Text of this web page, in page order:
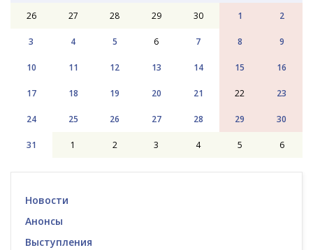
26 27 28 29 30 1 2
3 4 5 6 7 8 9
10 11 12 13 14 15 16
17 18 19 20 21 22 23
24 25 26 27 28 29 30
31 1 2 3 4 5 6
Новости
Анонсы
Выступления